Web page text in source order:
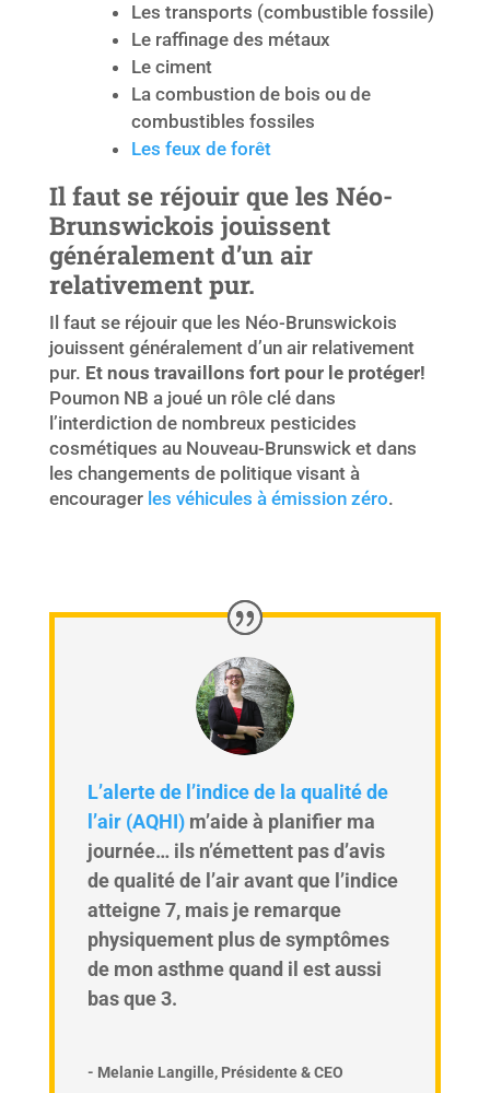
Les transports (combustible fossile)
Le raffinage des métaux
Le ciment
La combustion de bois ou de
combustibles fossiles
Les feux de forêt
Il faut se réjouir que les Néo-
Brunswickois jouissent
généralement d’un air
relativement pur.
Il faut se réjouir que les Néo-Brunswickois
jouissent généralement d’un air relativement
pur. Et nous travaillons fort pour le protéger!
Poumon NB a joué un rôle clé dans
l’interdiction de nombreux pesticides
cosmétiques au Nouveau-Brunswick et dans
les changements de politique visant à
encourager les véhicules à émission zéro.
L’alerte de l’indice de la qualité de
l’air (AQHI)m’aide à planifier ma
journée… ils n’émettent pas d’avis
de qualité de l’air avant que l’indice
atteigne 7, mais je remarque
physiquement plus de symptômes
de mon asthme quand il est aussi
bas que 3.
- Melanie Langille, Présidente & CEO